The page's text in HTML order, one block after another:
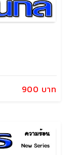
900 บาท